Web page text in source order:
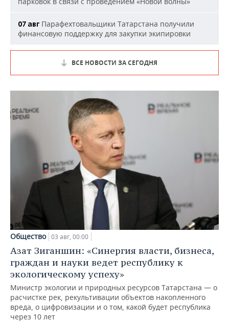
07 авг Парафехтовальщики Татарстана получили
финансовую поддержку для закупки экипировки
ВСЕ НОВОСТИ ЗА СЕГОДНЯ
Общество 03 авг, 00:00
Азат Зиганшин: «Синергия власти, бизнеса,
граждан и науки ведет республику к
экологическому успеху»
Министр экологии и природных ресурсов Татарстана — о
расчистке рек, рекультивации объектов накопленного
вреда, о цифровизации и о том, какой будет республика
через 10 лет